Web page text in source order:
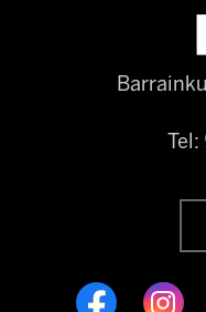
Tel: